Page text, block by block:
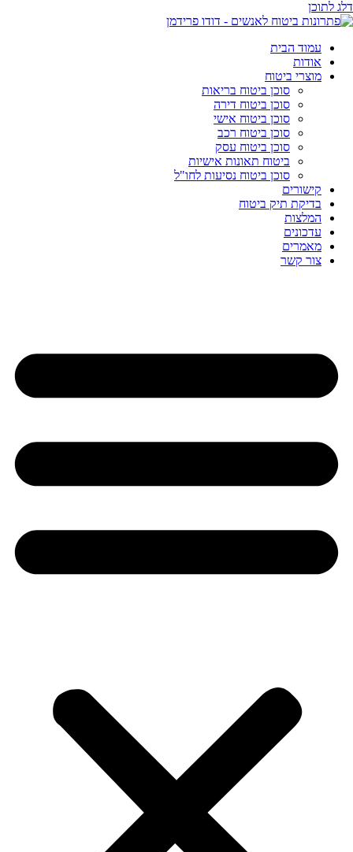
דלג לתוכן
עמוד הבית
אודות
מוצרי ביטוח
סוכן ביטוח בריאות
סוכן ביטוח דירה
סוכן ביטוח אישי
סוכן ביטוח רכב
סוכן ביטוח עסק
ביטוח תאונות אישיות
סוכן ביטוח נסיעות לחו"ל
קישורים
בדיקת תיק ביטוח
המלצות
עדכונים
מאמרים
צור קשר